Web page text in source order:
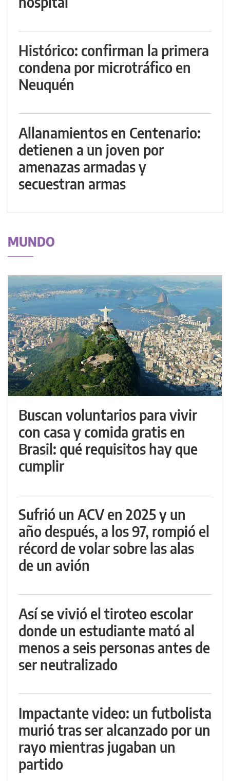
Histórico: confirman la primera
condena por microtráfico en
Neuquén
Allanamientos en Centenario:
detienen a un joven por
amenazas armadas y
secuestran armas
MUNDO
Buscan voluntarios para vivir
con casa y comida gratis en
Brasil: qué requisitos hay que
cumplir
Sufrió un ACV en 2025 y un
año después, a los 97, rompió el
récord de volar sobre las alas
de un avión
Así se vivió el tiroteo escolar
donde un estudiante mató al
menos a seis personas antes de
ser neutralizado
Impactante video: un futbolista
murió tras ser alcanzado por un
rayo mientras jugaban un
partido